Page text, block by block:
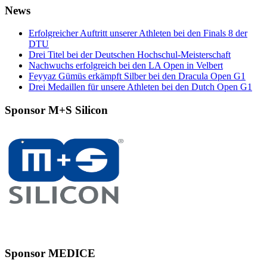
News
Erfolgreicher Auftritt unserer Athleten bei den Finals 8 der
DTU
Drei Titel bei der Deutschen Hochschul-Meisterschaft
Nachwuchs erfolgreich bei den LA Open in Velbert
Feyyaz Gümüs erkämpft Silber bei den Dracula Open G1
Drei Medaillen für unsere Athleten bei den Dutch Open G1
Sponsor M+S Silicon
Sponsor MEDICE